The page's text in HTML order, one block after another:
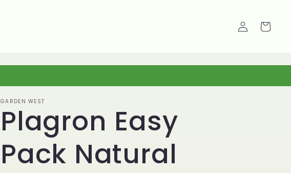
Accedi Carrello
GARDEN WEST
Plagron Easy
Pack Natural